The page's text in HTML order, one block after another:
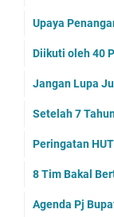
Upaya
Diikuti oleh 40
Jangan Lupa
Setelah 7
Peringatan
8 Tim Bakal
Agenda Pj